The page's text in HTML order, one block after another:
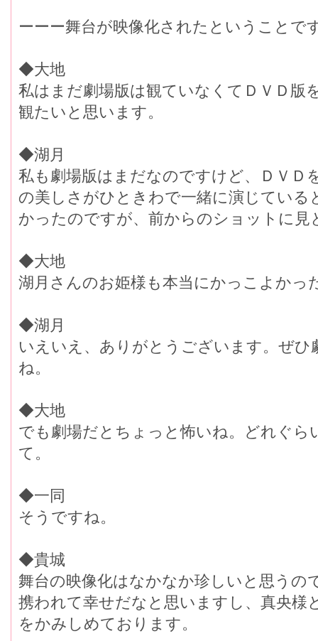
ーーー舞台が映像化されたということで
◆大地
私はまだ劇場版は観ていなくてＤＶＤ版
観たいと思います。
◆湖月
私も劇場版はまだなのですけど、ＤＶＤ
の美しさがひときわで一緒に演じている
かったのですが、前からのショットに見
◆大地
湖月さんのお姫様も本当にかっこよかっ
◆湖月
いえいえ、ありがとうございます。ぜ
ね。
◆大地
でも劇場だとちょっと怖いね。どれぐ
て。
◆一同
そうですね。
◆貴城
舞台の映像化はなかなか珍しいと思うの
携われて幸せだなと思いますし、真央様
をかみしめております。